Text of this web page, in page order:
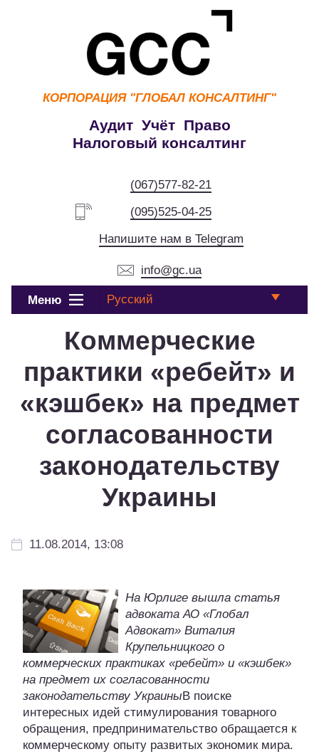
КОРПОРАЦИЯ "ГЛОБАЛ КОНСАЛТИНГ"
Аудит Учёт Право
Налоговый консалтинг
(067)577-82-21
(095)525-04-25
Напишите нам в Telegram
info@gc.ua
Меню Русский
Коммерческие
практики «ребейт» и
«кэшбек» на предмет
согласованности
законодательству
Украины
11.08.2014, 13:08
На Юрлиге вышла статья
адвоката АО «Глобал
Адвокат» Виталия
Крупельницкого о
коммерческих практиках «ребейт» и «кэшбек»
на предмет их согласованности
законодательству УкраиныВ поиске
интересных идей стимулирования товарного
обращения, предпринимательство обращается к
коммерческому опыту развитых экономик мира.